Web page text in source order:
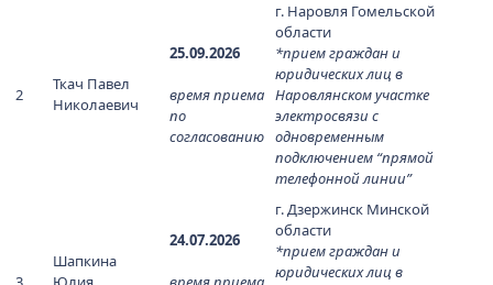
2
Ткач Павел
Николаевич
25.09.2026
время приема
по
согласованию
г. Наровля Гомельской
области
*прием граждан и
юридических лиц в
Наровлянском участке
электросвязи с
одновременным
подключением “прямой
телефонной линии”
Шапкина
24.07.2026
г. Дзержинск Минской
области
*прием граждан и
юридических лиц в